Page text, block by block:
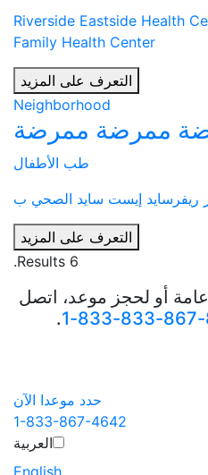
Riverside Eastside Health
Family Health Center
التعرف على المزيد
Neighborhood
ممرضة ممرضة
طب الأطفال
ريفرسايد إيست سايد الصحي ب
التعرف على المزيد
6 Results.
أو لحجز موعد، اتصل
.
حدد موعدا الآن
1-833-867-4642
العربية‏